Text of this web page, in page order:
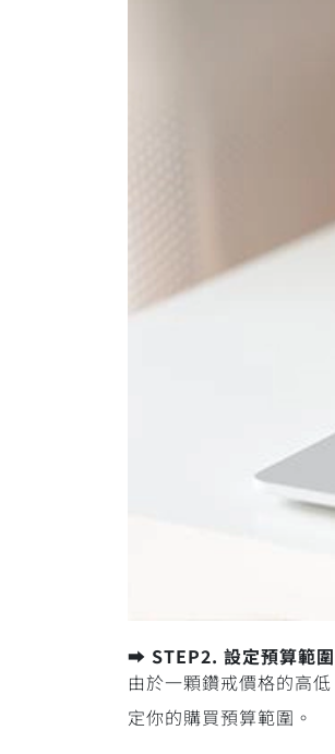
➡️ STEP2. 設定預算範圍
由於一顆鑽戒價格的高
定你的購買預算範圍。